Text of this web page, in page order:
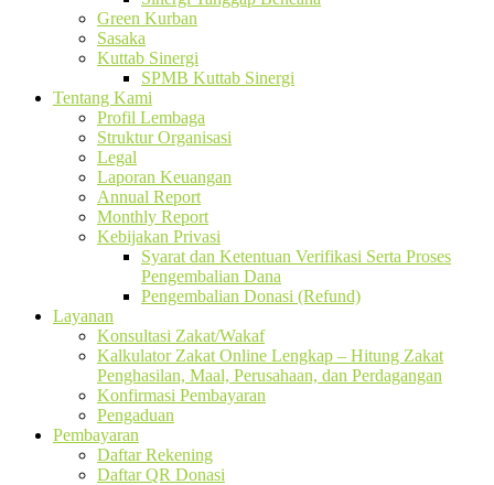
Green Kurban
Sasaka
Kuttab Sinergi
SPMB Kuttab Sinergi
Tentang Kami
Profil Lembaga
Struktur Organisasi
Legal
Laporan Keuangan
Annual Report
Monthly Report
Kebijakan Privasi
Syarat dan Ketentuan Verifikasi Serta Proses
Pengembalian Dana
Pengembalian Donasi (Refund)
Layanan
Konsultasi Zakat/Wakaf
Kalkulator Zakat Online Lengkap – Hitung Zakat
Penghasilan, Maal, Perusahaan, dan Perdagangan
Konfirmasi Pembayaran
Pengaduan
Pembayaran
Daftar Rekening
Daftar QR Donasi